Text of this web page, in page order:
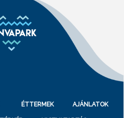
ÉTTERMEK AJÁNLATOK